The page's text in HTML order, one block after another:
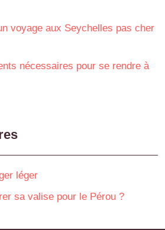
voyage aux Seychelles pas cher
nécessaires pour se rendre à
léger
sa valise pour le Pérou ?